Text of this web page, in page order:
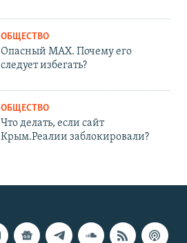
ОБЩЕСТВО
Опасный MAX. Почему его
следует избегать?
ОБЩЕСТВО
Что делать, если сайт
Крым.Реалии заблокировали?